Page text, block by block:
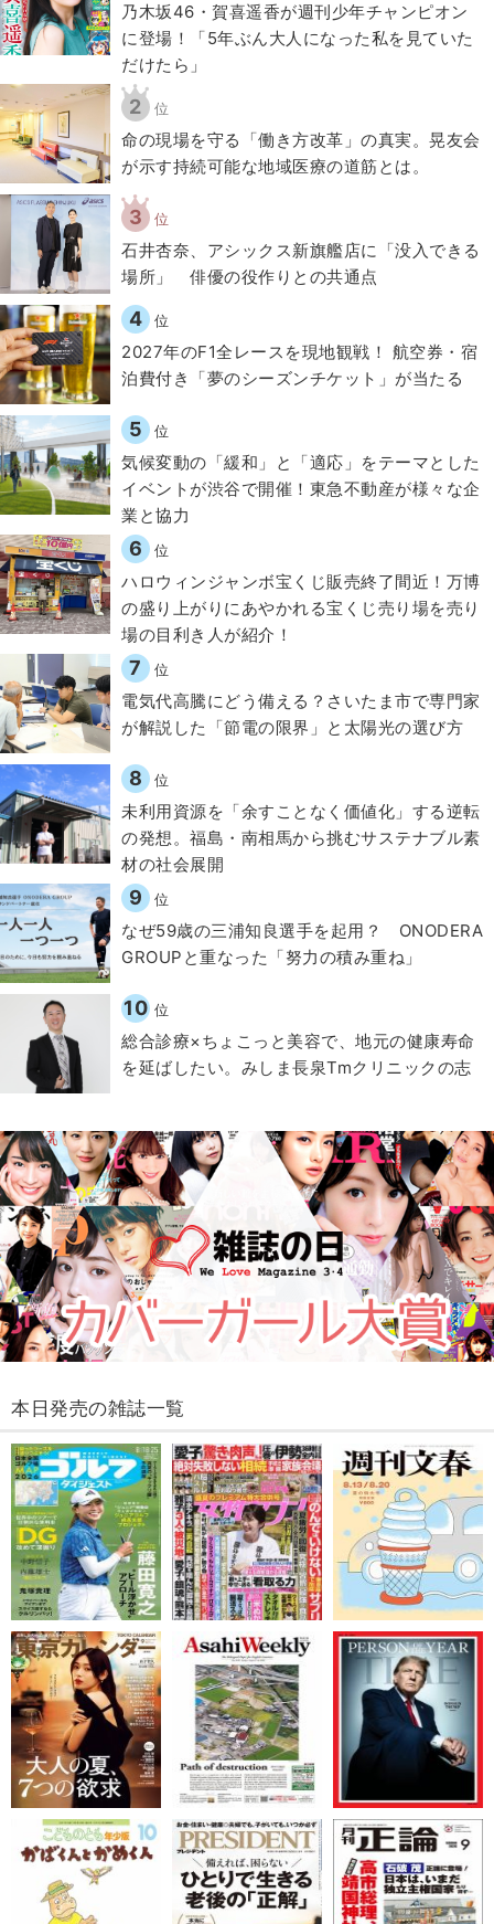
乃木坂46・賀喜遥香が週刊少年チャンピオン
に登場！「5年ぶん大人になった私を見ていた
だけたら」
2 位
​命の現場を守る「働き方改革」の真実。晃友会
が示す持続可能な地域医療の道筋とは。
3 位
石井杏奈、アシックス新旗艦店に「没入できる
場所」 俳優の役作りとの共通点
4 位
2027年のF1全レースを現地観戦！ 航空券・宿
泊費付き「夢のシーズンチケット」が当たる
5 位
気候変動の「緩和」と「適応」をテーマとした
イベントが渋谷で開催！東急不動産が様々な企
業と協力
6 位
ハロウィンジャンボ宝くじ販売終了間近！万博
の盛り上がりにあやかれる宝くじ売り場を売り
場の目利き人が紹介！
7 位
電気代高騰にどう備える？さいたま市で専門家
が解説した「節電の限界」と太陽光の選び方
8 位
​​未利用資源を「余すことなく価値化」する逆転
の発想。福島・南相馬から挑むサステナブル素
材の社会展開​
9 位
なぜ59歳の三浦知良選手を起用？ ONODERA
GROUPと重なった「努力の積み重ね」
10 位
総合診療×ちょこっと美容で、地元の健康寿命
を延ばしたい。みしま長泉Tmクリニックの志
本日発売の雑誌一覧